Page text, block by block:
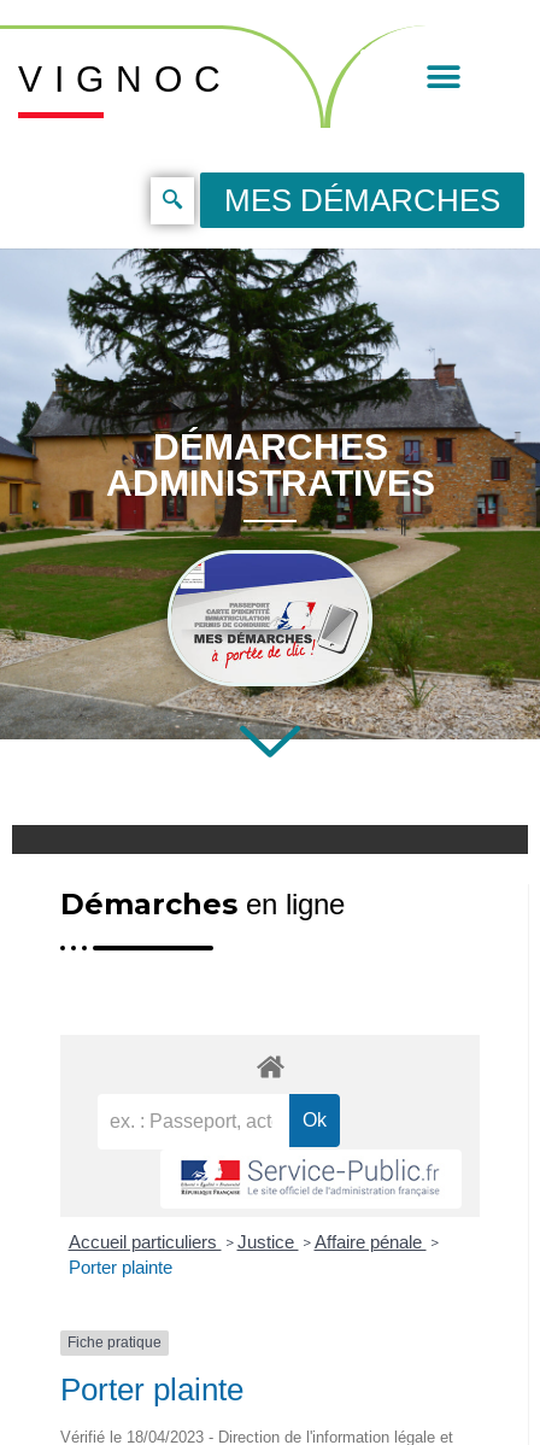
VIGNOC
MES DÉMARCHES
DÉMARCHES
ADMINISTRATIVES
Démarches en ligne
Accueil particuliers > Justice > Affaire pénale >
Porter plainte
Fiche pratique
Porter plainte
Vérifié le 18/04/2023 - Direction de l'information légale et